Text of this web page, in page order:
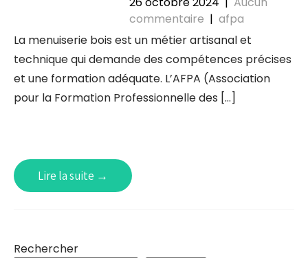
commentaire | afpa
La menuiserie bois est un métier artisanal et
technique qui demande des compétences précises
et une formation adéquate. L’AFPA (Association
pour la Formation Professionnelle des […]
Lire la suite →
Rechercher